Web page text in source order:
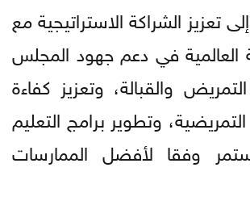
تعزيز الشراكة الاستراتيجية مع
في دعم جهود المجلس
والقبالة، وتعزيز كفاءة
وتطوير برامج التعليم
وفقا لأفضل الممارسات